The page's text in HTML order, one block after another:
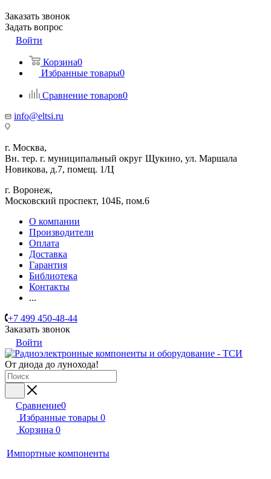
Заказать звонок
Задать вопрос
Войти
Корзина0
Избранные товары0
Сравнение товаров0
info@eltsi.ru
г. Москва,
Вн. тер. г. муниципальный округ Щукино, ул. Маршала
Новикова, д.7, помещ. 1/Ц
г. Воронеж,
​Московский проспект, 104Б, пом.6
О компании
Производители
Оплата
Доставка
Гарантия
Библиотека
Контакты
...
+7 499 450-48-44
Заказать звонок
Войти
От диода до лунохода!
Сравнение0
Избранные товары 0
Корзина 0
Импортные компоненты